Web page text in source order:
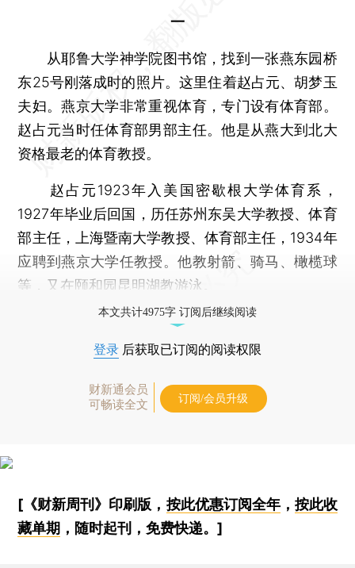
一
从耶鲁大学神学院图书馆，找到一张燕东园桥
东25号刚落成时的照片。这里住着赵占元、胡梦玉
夫妇。燕京大学非常重视体育，专门设有体育部。
赵占元当时任体育部男部主任。他是从燕大到北大
资格最老的体育教授。
赵占元1923年入美国密歇根大学体育系，
1927年毕业后回国，历任苏州东吴大学教授、体育
部主任，上海暨南大学教授、体育部主任，1934年
应聘到燕京大学任教授。他教射箭、骑马、橄榄球
等，又在颐和园昆明湖教游泳。
本文共计4975字 订阅后继续阅读
登录 后获取已订阅的阅读权限
财新通会员
可畅读全文
订阅/会员升级
[《财新周刊》印刷版， 按此优惠订阅全年， 按此收
藏单期 ，随时起刊，免费快递。]